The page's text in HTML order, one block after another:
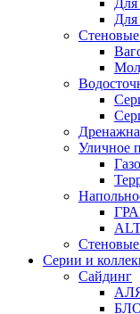
Для
Для
Уличное
Серии и
Сайдинг